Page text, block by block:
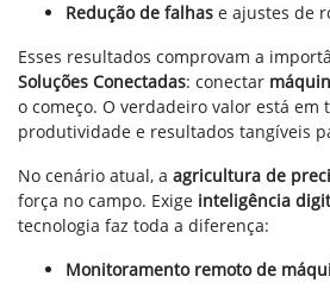
Redução de falhas e ajustes de
Esses resultados comprovam a
Soluções Conectadas: conectar
o começo. O verdadeiro valor está
produtividade e resultados tangíveis
No cenário atual, a agricultura de
força no campo. Exige inteligência
tecnologia faz toda a diferença:
Monitoramento remoto de